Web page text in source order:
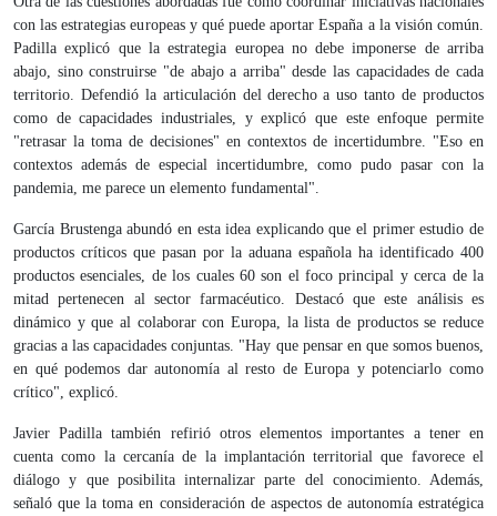
con las estrategias europeas y qué puede aportar España a la visión común.
Padilla explicó que la estrategia europea no debe imponerse de arriba
abajo, sino construirse "de abajo a arriba" desde las capacidades de cada
territorio. Defendió la articulación del derecho a uso tanto de productos
como de capacidades industriales, y explicó que este enfoque permite
"retrasar la toma de decisiones" en contextos de incertidumbre. "Eso en
contextos además de especial incertidumbre, como pudo pasar con la
pandemia, me parece un elemento fundamental".
García Brustenga abundó en esta idea explicando que el primer estudio de
productos críticos que pasan por la aduana española ha identificado 400
productos esenciales, de los cuales 60 son el foco principal y cerca de la
mitad pertenecen al sector farmacéutico. Destacó que este análisis es
dinámico y que al colaborar con Europa, la lista de productos se reduce
gracias a las capacidades conjuntas. "Hay que pensar en que somos buenos,
en qué podemos dar autonomía al resto de Europa y potenciarlo como
crítico", explicó.
Javier Padilla también refirió otros elementos importantes a tener en
cuenta como la cercanía de la implantación territorial que favorece el
diálogo y que posibilita internalizar parte del conocimiento. Además,
señaló que la toma en consideración de aspectos de autonomía estratégica